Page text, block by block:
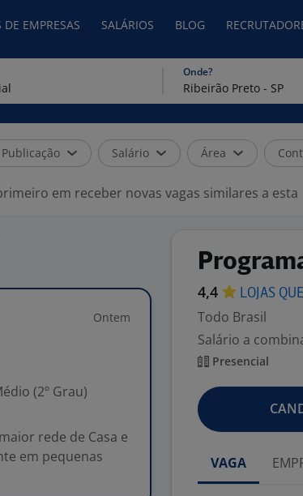
DE EMPRESAS SALÁRIOS BLOG
Onde?
Publicação Salário Área
em receber novas vagas similares a esta
Ontem
(2º Grau)
rede de Casa e
em pequenas
4,4 LOJAS
Todo Brasil
Salário a
Presencial
VAGA